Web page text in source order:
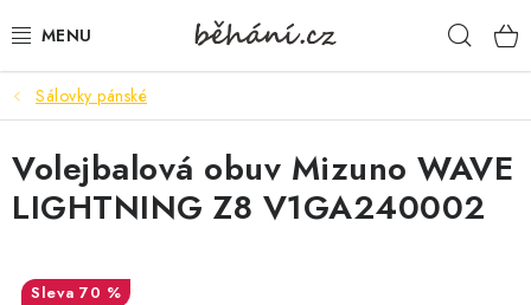
na
BOTY PÁNSKÉ
BOTY DÁMSKÉ
PÁNSKÉ OBLEČENÍ
DÁMSKÉ OBLEČENÍ
Sálovky pánské
Volejbalová obuv Mizuno WAVE
LIGHTNING Z8 V1GA240002
70 %